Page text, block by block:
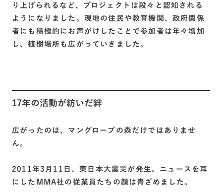
り上げられるなど、プロジェクトは段々と認知される
ようになりました。現地の住民や教育機関、政府関係
者にも積極的にお声がけしたことで参加者は年々増加
し、植樹場所も広がっていきました。
17年の活動が紡いだ絆
広がったのは、マングローブの森だけではありませ
ん。
2011年3月11日、東日本大震災が発生。ニュースを耳
にしたMMA社の従業員たちの顔は青ざめました。